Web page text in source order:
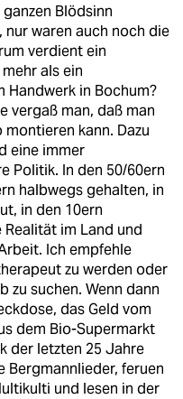
Blödsinn
waren auch noch die
verdient ein
als ein
Handwerk in Bochum?
vergaß man, daß man
kann. Dazu
eine immer
Politik. In den 50/60ern
halbwegs gehalten, in
in den 10ern
im Land und
Ich empfehle
zu werden oder
zu suchen. Wenn dann
das Geld vom
dem Bio-Supermarkt
der letzten 25 Jahre
Bergmannlieder, feruen
und lesen in der